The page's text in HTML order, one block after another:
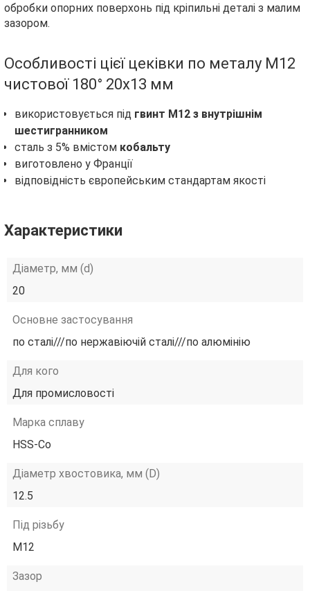
обробки опорних поверхонь під кріпильні деталі з малим
зазором.
Особливості цієї цеківки по металу М12
чистової 180° 20х13 мм
використовується під гвинт М12 з внутрішнім
шестигранником
сталь з 5% вмістом кобальту
виготовлено у Франції
відповідність європейським стандартам якості
Характеристики
Діаметр, мм (d)
20
Основне застосування
по сталі///по нержавіючій сталі///по алюмінію
Для кого
Для промисловості
Марка сплаву
HSS-Co
Діаметр хвостовика, мм (D)
12.5
Під різьбу
М12
Зазор